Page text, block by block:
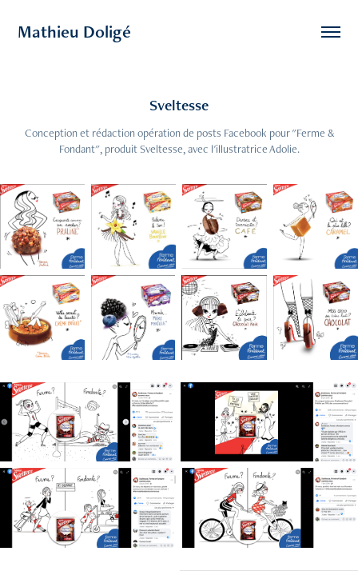
Mathieu Doligé
Sveltesse
Conception et rédaction opération de posts Facebook pour "Ferme &
Fondant", produit Sveltesse, avec l'illustratrice Adolie.